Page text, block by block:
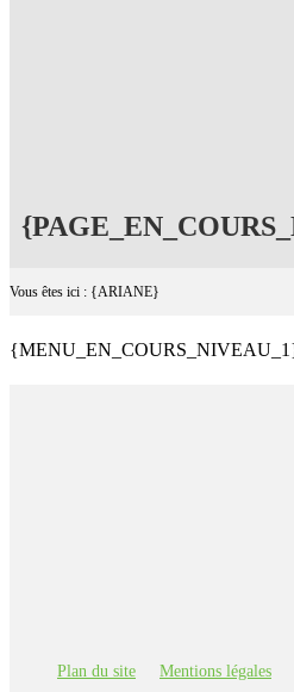
Vous êtes ici : {ARIANE}
Plan du site Mentions légales